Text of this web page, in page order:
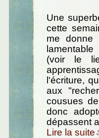
Une
cette
me donne
(voir le
l'écriture,
aux
cousues
donc
dépassent
Lire la suite